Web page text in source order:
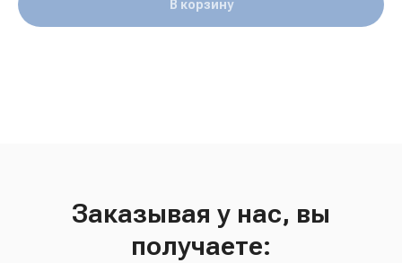
В корзину
Заказывая у нас, вы
получаете: